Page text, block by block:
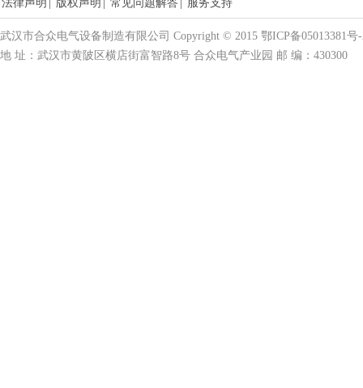
法律声明 版权声明 常见问题解答 服务支持
武汉市合众电气设备制造有限公司 Copyright © 2015 鄂ICP备05013381号
地 址：武汉市黄陂区横店街富智路8号 合众电气产业园 邮 编：430300